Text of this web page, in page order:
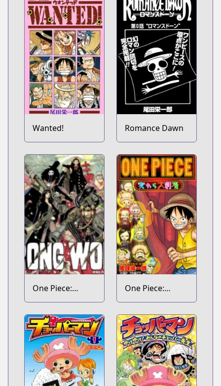
Wanted! Romance Dawn
One Piece:
Strong World
One Piece:
Mugiwara
Daigekijou